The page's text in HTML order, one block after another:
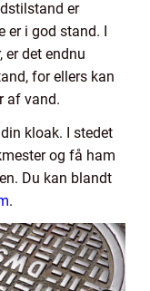
er
er i god stand. I
er det endnu
for ellers kan
af vand.
kloak. I stedet
og få ham
Du kan blandt
.